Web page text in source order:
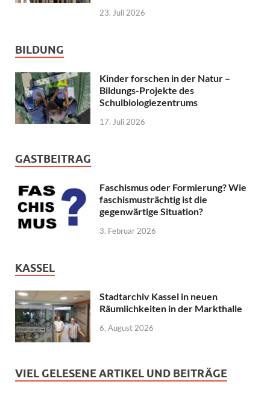
23. Juli 2026
BILDUNG
Kinder forschen in der Natur –
Bildungs-Projekte des
Schulbiologiezentrums
17. Juli 2026
GASTBEITRAG
Faschismus oder Formierung? Wie
faschismusträchtig ist die
gegenwärtige Situation?
3. Februar 2026
KASSEL
Stadtarchiv Kassel in neuen
Räumlichkeiten in der Markthalle
6. August 2026
VIEL GELESENE ARTIKEL UND BEITRÄGE